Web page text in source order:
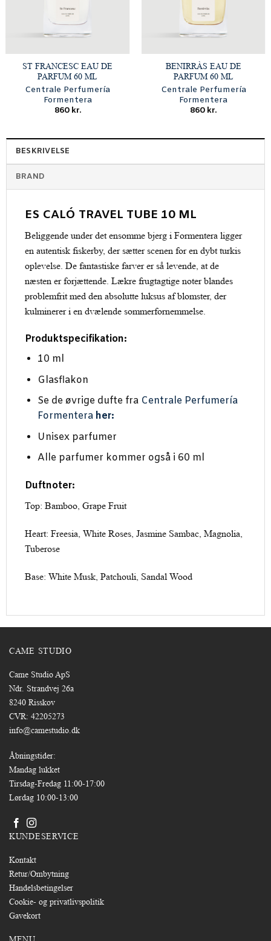
ST FRANCESC EAU DE
PARFUM 60 ML
Centrale Perfumería
Formentera
860 kr.
BENIRRÀS EAU DE
PARFUM 60 ML
Centrale Perfumería
Formentera
860 kr.
BESKRIVELSE
BRAND
ES CALÓ TRAVEL TUBE 10 ML
Beliggende under det ensomme bjerg i Formentera ligger
en autentisk fiskerby, der sætter scenen for en dybt turkis
oplevelse. De fantastiske farver er så levende, at de
næsten er forjættende. Lækre frugtagtige noter blandes
problemfrit med den absolutte luksus af blomster, der
kulminerer i en dvælende sommerfornemmelse.
Produktspecifikation:
10 ml
Glasflakon
Se de øvrige dufte fra Centrale Perfumería
Formentera her:
Unisex parfumer
Alle parfumer kommer også i 60 ml
Duftnoter:
Top: Bamboo, Grape Fruit
Heart: Freesia, White Roses, Jasmine Sambac, Magnolia,
Tuberose
Base: White Musk, Patchouli, Sandal Wood
CAME STUDIO
Came Studio ApS
Ndr. Strandvej 26a
8240 Risskov
CVR: 42205273
info@camestudio.dk
Åbningstider:
Mandag lukket
Tirsdag-Fredag 11:00-17:00
Lørdag 10:00-13:00
KUNDESERVICE
Kontakt
Retur/Ombytning
Handelsbetingelser
Cookie- og privatlivspolitik
Gavekort
MENU